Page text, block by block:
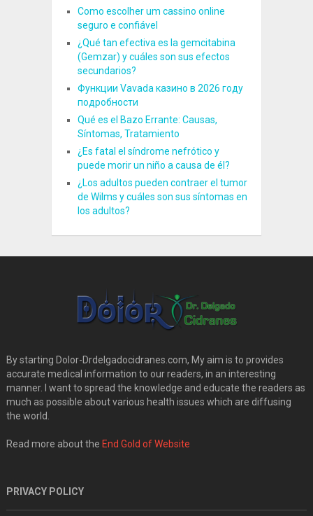
Como escolher um cassino online
seguro e confiável
¿Qué tan efectiva es la gemcitabina
(Gemzar) y cuáles son sus efectos
secundarios?
Функции Vavada казино в 2026 году
подробности
Qué es el Bazo Errante: Causas,
Síntomas, Tratamiento
¿Es fatal el síndrome nefrótico y
puede morir un niño a causa de él?
¿Los adultos pueden contraer el tumor
de Wilms y cuáles son sus síntomas en
los adultos?
By starting Dolor-Drdelgadocidranes.com, My aim is to provides
accurate medical information to our readers, in an interesting
manner. I want to spread the knowledge and educate the readers as
much as possible about various health issues which are diffusing
the world.
Read more about the End Gold of Website
PRIVACY POLICY